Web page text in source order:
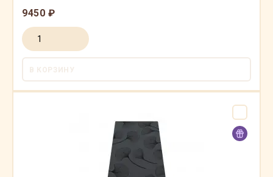
9450 ₽
В КОРЗИНУ